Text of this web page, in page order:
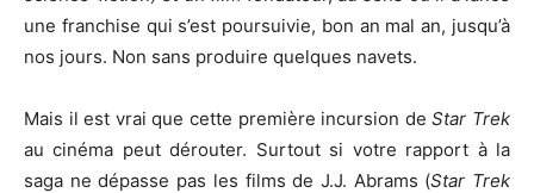
une franchise qui s’est poursuivie, bon an mal an, jusqu’à
nos jours. Non sans produire quelques navets.
Mais il est vrai que cette première incursion deStar Trek
au cinéma peut dérouter. Surtout si votre rapport à la
saga ne dépasse pas les films de J.J. Abrams (Star Trek